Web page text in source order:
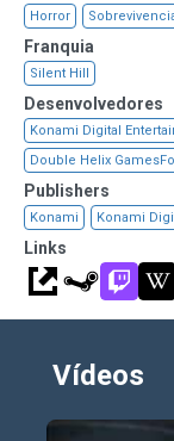
Horror
Franquia
Silent Hill
Desenvolvedores
Konami Digital
Double Helix
Publishers
Konami Konami
Links
Vídeos